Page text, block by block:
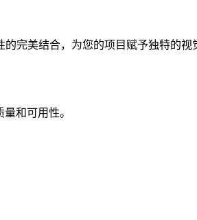
完美结合，为您的项目赋予独特的视
和可用性。